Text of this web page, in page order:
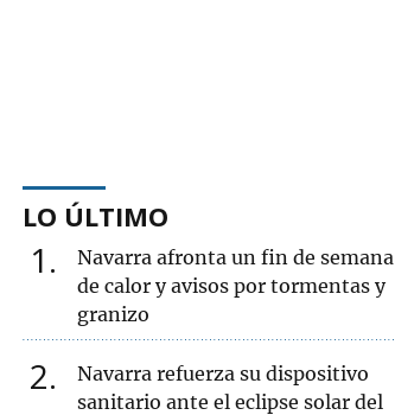
LO ÚLTIMO
1
Navarra afronta un fin de semana
de calor y avisos por tormentas y
granizo
2
Navarra refuerza su dispositivo
sanitario ante el eclipse solar del